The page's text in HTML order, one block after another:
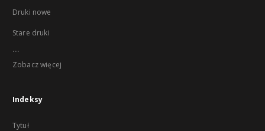
Druki nowe
Stare druki
...
Zobacz więcej
Indeksy
Tytuł